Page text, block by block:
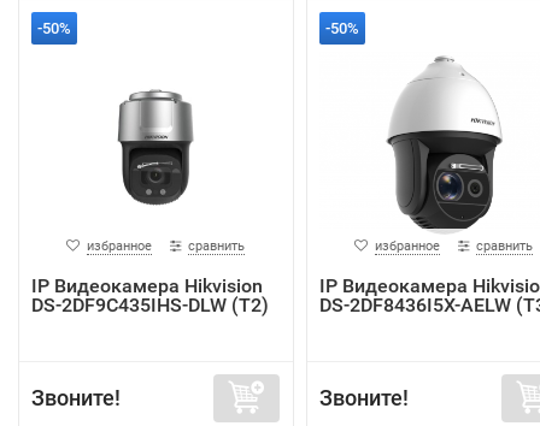
-50%
избранное сравнить
IP Видеокамера Hikvision
DS-2DF9C435IHS-DLW (T2)
Звоните!
-50%
избранное сравнить
IP Видеокамера
DS-2DF8436I5X-AELW
Звоните!